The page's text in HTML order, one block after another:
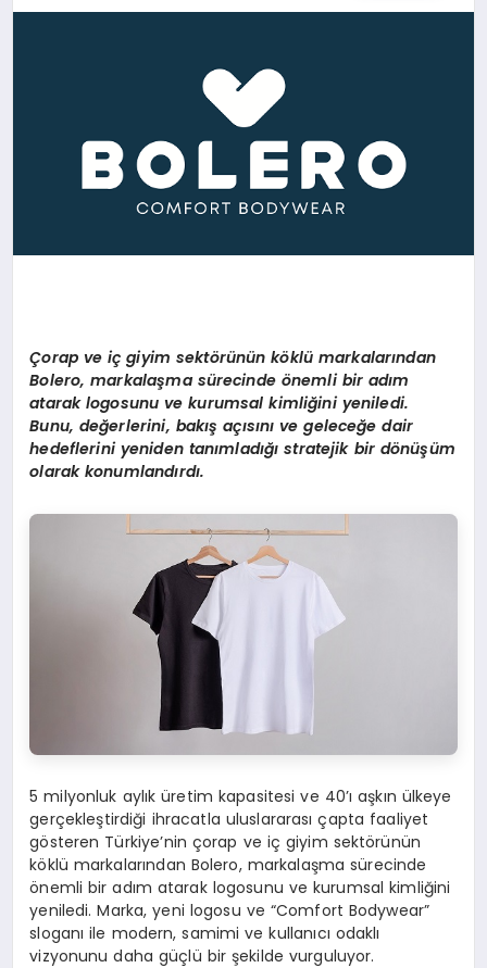
Çorap ve iç giyim sektörünün köklü markalarından
Bolero, markalaşma sürecinde önemli bir adım
atarak logosunu ve kurumsal kimliğini yeniledi.
Bunu, değerlerini, bakış açısını ve geleceğe dair
hedeflerini yeniden tanımladığı stratejik bir dönüşüm
olarak konumlandırdı.
5 milyonluk aylık üretim kapasitesi ve 40’ı aşkın ülkeye
gerçekleştirdiği ihracatla uluslararası çapta faaliyet
gösteren Türkiye’nin çorap ve iç giyim sektörünün
köklü markalarından Bolero, markalaşma sürecinde
önemli bir adım atarak logosunu ve kurumsal kimliğini
yeniledi. Marka, yeni logosu ve “Comfort Bodywear”
sloganı ile modern, samimi ve kullanıcı odaklı
vizyonunu daha güçlü bir şekilde vurguluyor.